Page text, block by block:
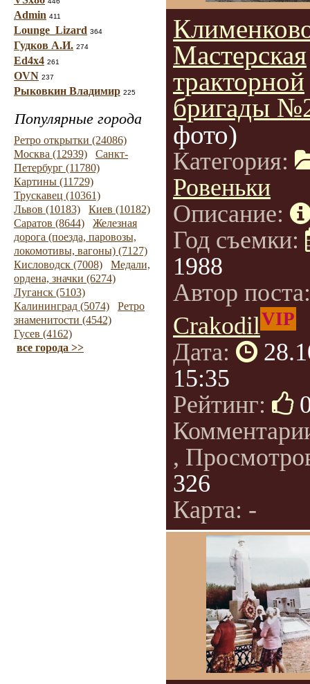
Admin 411
Lounge_Lizard 364
Гудков А.И. 274
Ed4x4 261
OVN 237
Рыковкин Владимир 225
Популярные города
Ретро открытки (24086)
Москва (12939)
Санкт-
Петербург (11780)
Картины (11729)
Трускавец (10361)
Львов (10183)
Киев (10182)
Саратов (8644)
Железная
дорога (поезда, паровозы,
локомотивы, вагоны) (7127)
Кисловодск (7008)
Медали,
ордена, значки (6274)
Луганск (5103)
Калининград (5074)
Ретро
знаменитости (4542)
Гусев (4162)
все города >>
Мастерская
тракторной
бригады
фото)
Категория:
Ровеньки
Описание:
Год съемки:
1988
Автор
CrakodilVIP
Дата:
15:35
Рейтинг:
,
326
Карта: -